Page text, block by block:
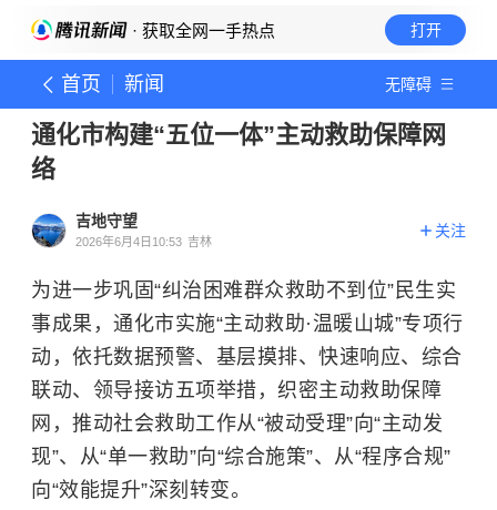
· 获取全网一手热点 打开
首页 新闻 无障碍
通化市构建“五位一体”主动救助保障网
络
吉地守望
2026年6月4日10:53 吉林
关注
为进一步巩固“纠治困难群众救助不到位”民生实
事成果，通化市实施“主动救助·温暖山城”专项行
动，依托数据预警、基层摸排、快速响应、综合
联动、领导接访五项举措，织密主动救助保障
网，推动社会救助工作从“被动受理”向“主动发
现”、从“单一救助”向“综合施策”、从“程序合规”
向“效能提升”深刻转变。